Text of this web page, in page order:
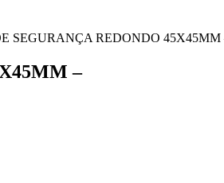
SEGURANÇA REDONDO 45X45MM
–